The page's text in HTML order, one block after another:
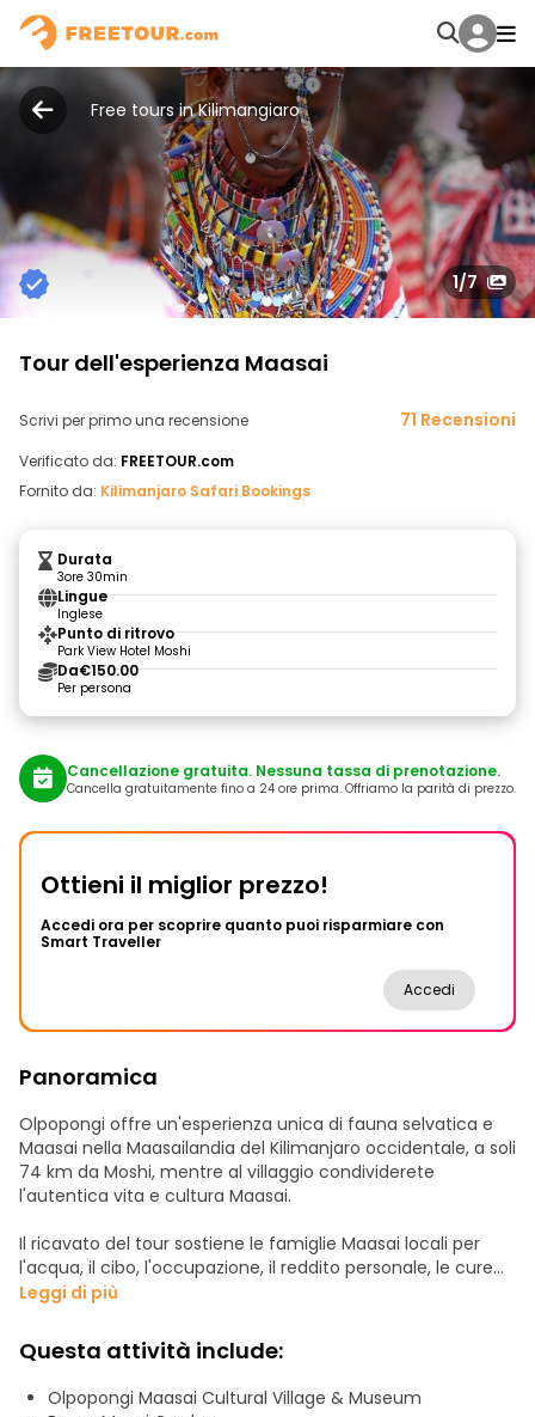
Free tours in Kilimangiaro
1/7
Tour dell'esperienza Maasai
Scrivi per primo una recensione 71 Recensioni
Verificato da: FREETOUR.com
Fornito da: Kilimanjaro Safari Bookings
Durata
3ore 30min
Lingue
Inglese
Punto di ritrovo
Park View Hotel Moshi
Da€150.00
Per persona
Cancellazione gratuita. Nessuna tassa di prenotazione.
Cancella gratuitamente fino a 24 ore prima. Offriamo la parità di prezzo.
Ottieni il miglior prezzo!
Accedi ora per scoprire quanto puoi risparmiare con
Smart Traveller
Accedi
Panoramica
Olpopongi offre un'esperienza unica di fauna selvatica e
Maasai nella Maasailandia del Kilimanjaro occidentale, a soli
74 km da Moshi, mentre al villaggio condividerete
l'autentica vita e cultura Maasai.
Il ricavato del tour sostiene le famiglie Maasai locali per
l'acqua, il cibo, l'occupazione, il reddito personale, le cure
mediche e l'istruzione. Tutti i gioielli Maasai in vendita sono
villaggi vicini. Tutte le visite al museo e i safari a piedi sono
condotti da guide Maasai esperte che parlano inglese.
Itinerario giornaliero:
Leggi di più
Questa attività include:
Olpopongi Maasai Cultural Village & Museum